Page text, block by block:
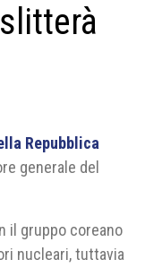
Repubblica
generale del
il gruppo coreano
nucleari, tuttavia